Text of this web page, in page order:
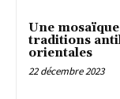
Une
traditions
orientales
22 décembre 2023